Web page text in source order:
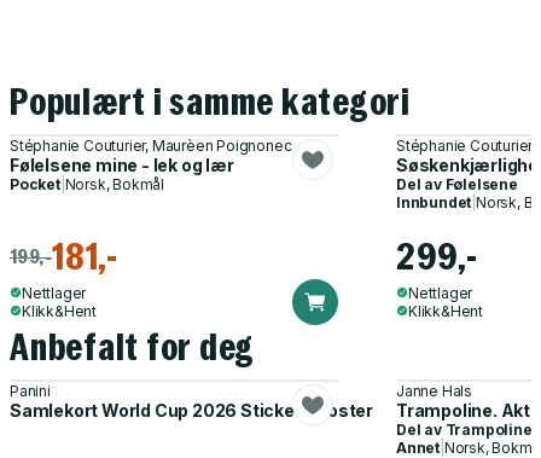
Populært i samme kategori
Stéphanie Couturier, Maurèen Poignonec
Følelsene mine - lek og lær
Pocket| Norsk, Bokmål
199,-181,-
Nettlager
Klikk&Hent
Stéphanie
Del av Følelsene
Innbundet Norsk,
299,-
Nettlager
Klikk&Hent
Anbefalt for deg
Panini
Samlekort World Cup 2026 Sticker Booster
Janne Hals
Trampoline.
Del av Trampoline
Annet| Norsk,